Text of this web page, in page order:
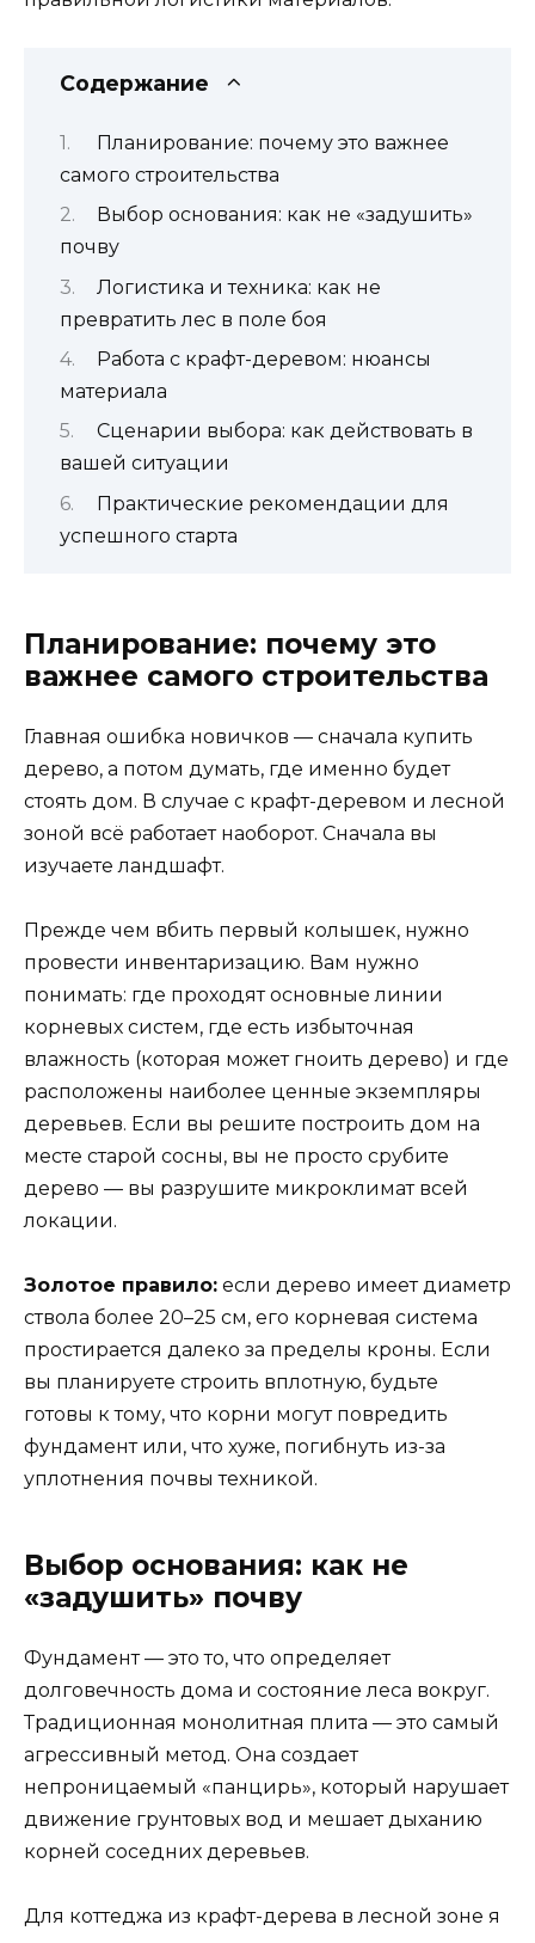
Содержание
Планирование: почему это важнее
самого строительства
Выбор основания: как не «задушить»
почву
Логистика и техника: как не
превратить лес в поле боя
Работа с крафт-деревом: нюансы
материала
Сценарии выбора: как действовать в
вашей ситуации
Практические рекомендации для
успешного старта
Планирование: почему это
важнее самого строительства
Главная ошибка новичков — сначала купить
дерево, а потом думать, где именно будет
стоять дом. В случае с крафт-деревом и лесной
зоной всё работает наоборот. Сначала вы
изучаете ландшафт.
Прежде чем вбить первый колышек, нужно
провести инвентаризацию. Вам нужно
понимать: где проходят основные линии
корневых систем, где есть избыточная
влажность (которая может гноить дерево) и где
расположены наиболее ценные экземпляры
деревьев. Если вы решите построить дом на
месте старой сосны, вы не просто срубите
дерево — вы разрушите микроклимат всей
локации.
Золотое правило: если дерево имеет диаметр
ствола более 20–25 см, его корневая система
простирается далеко за пределы кроны. Если
вы планируете строить вплотную, будьте
готовы к тому, что корни могут повредить
фундамент или, что хуже, погибнуть из-за
уплотнения почвы техникой.
Выбор основания: как не
«задушить» почву
Фундамент — это то, что определяет
долговечность дома и состояние леса вокруг.
Традиционная монолитная плита — это самый
агрессивный метод. Она создает
непроницаемый «панцирь», который нарушает
движение грунтовых вод и мешает дыханию
корней соседних деревьев.
Для коттеджа из крафт-дерева в лесной зоне я